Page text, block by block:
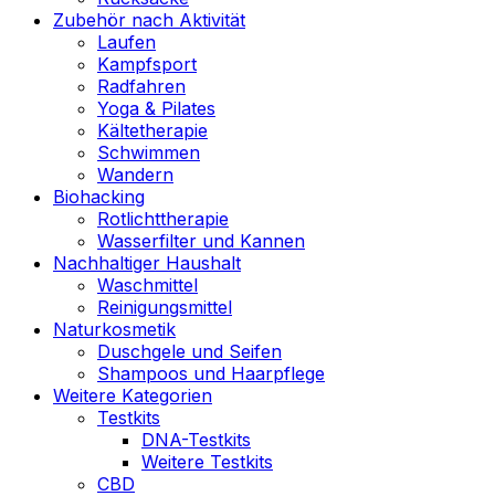
Zubehör nach Aktivität
Laufen
Kampfsport
Radfahren
Yoga & Pilates
Kältetherapie
Schwimmen
Wandern
Biohacking
Rotlichttherapie
Wasserfilter und Kannen
Nachhaltiger Haushalt
Waschmittel
Reinigungsmittel
Naturkosmetik
Duschgele und Seifen
Shampoos und Haarpflege
Weitere Kategorien
Testkits
DNA-Testkits
Weitere Testkits
CBD